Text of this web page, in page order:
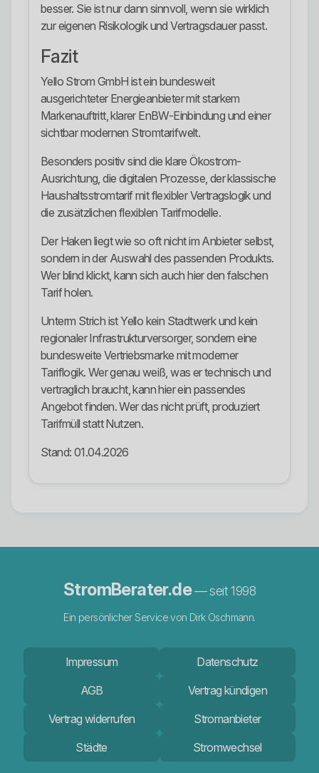
besser. Sie ist nur dann sinnvoll, wenn sie wirklich
zur eigenen Risikologik und Vertragsdauer passt.
Fazit
Yello Strom GmbH ist ein bundesweit
ausgerichteter Energieanbieter mit starkem
Markenauftritt, klarer EnBW-Einbindung und einer
sichtbar modernen Stromtarifwelt.
Besonders positiv sind die klare Ökostrom-
Ausrichtung, die digitalen Prozesse, der klassische
Haushaltsstromtarif mit flexibler Vertragslogik und
die zusätzlichen flexiblen Tarifmodelle.
Der Haken liegt wie so oft nicht im Anbieter selbst,
sondern in der Auswahl des passenden Produkts.
Wer blind klickt, kann sich auch hier den falschen
Tarif holen.
Unterm Strich ist Yello kein Stadtwerk und kein
regionaler Infrastrukturversorger, sondern eine
bundesweite Vertriebsmarke mit moderner
Tariflogik. Wer genau weiß, was er technisch und
vertraglich braucht, kann hier ein passendes
Angebot finden. Wer das nicht prüft, produziert
Tarifmüll statt Nutzen.
Stand: 01.04.2026
StromBerater.de— seit 1998
Ein persönlicher Service von Dirk Oschmann.
Impressum
Datenschutz
AGB
Vertrag kündigen
Vertrag widerrufen
Stromanbieter
Städte
Stromwechsel